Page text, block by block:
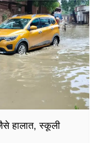
हालात, स्कूली